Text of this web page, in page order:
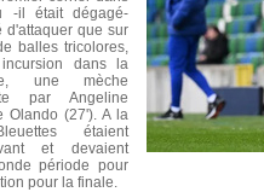
-il était dégagé-
d'attaquer que sur
balles tricolores,
dans la
une mèche
par Angeline
Olando (27'). A la
étaient
et devaient
période pour
pour la finale.